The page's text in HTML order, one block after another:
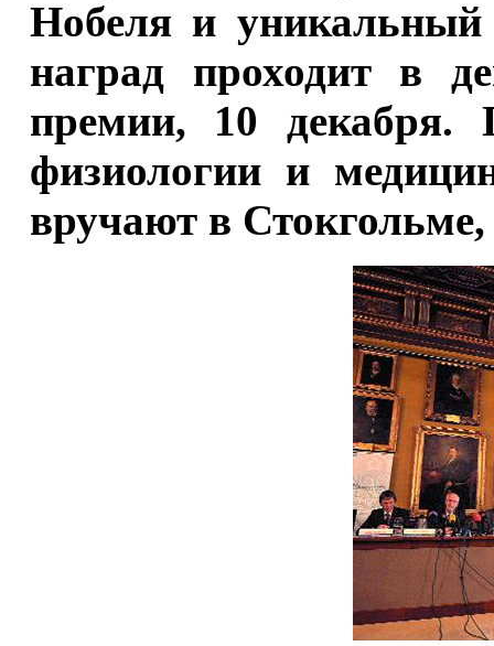
Нобеля и
наград проходит в
премии, 10
физиологии и
вручают в